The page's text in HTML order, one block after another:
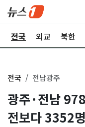
전국 외교 북한
전국 전남광주
광주·전남
전보다 3352